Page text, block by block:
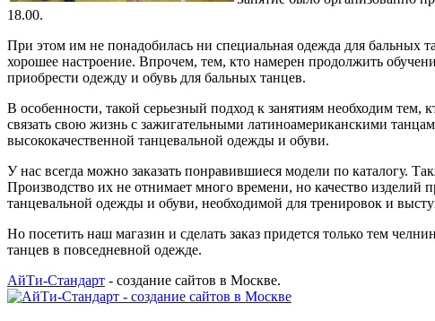
18.00.
При этом им не понадобилась ни специальная одежда для бальных
хорошее настроение. Впрочем, тем, кто намерен продолжить
приобрести одежду и обувь для бальных танцев.
В особенности, такой серьезный подход к занятиям необходим тем,
связать свою жизнь с зажигательными латиноамериканскими
высококачественной танцевальной одежды и обуви.
У нас всегда можно заказать понравившиеся модели по каталогу.
Производство их не отнимает много времени, но качество изделий
танцевальной одежды и обуви, необходимой для тренировок и
Но посетить наш магазин и сделать заказ придется только тем
танцев в повседневной одежде.
АйТи-Стандарт - создание сайтов в Москве.